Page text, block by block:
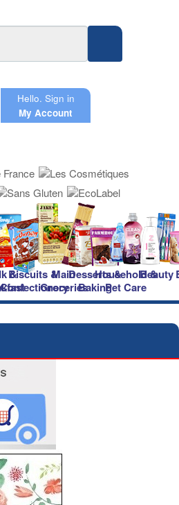
Hello. Sign in
My Account
&
Biscuits &
Confectionery
Main
Groceries
Desserts &
Baking
Household &
Pet Care
Beauty